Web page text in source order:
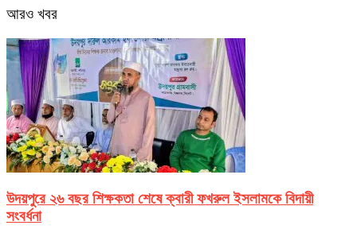
আরও খবর
উদয়পুরে ২৬ বছর শিক্ষকতা শেষে ক্বারী ফখরুল ইসলামকে বিদায়ী
সংবর্ধনা